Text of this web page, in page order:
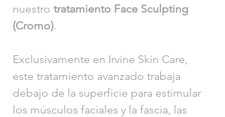
nuestro tratamiento Face Sculpting
(Cromo).
Exclusivamente en Irvine Skin Care,
este tratamiento avanzado trabaja
debajo de la superficie para estimular
los músculos faciales y la fascia, las